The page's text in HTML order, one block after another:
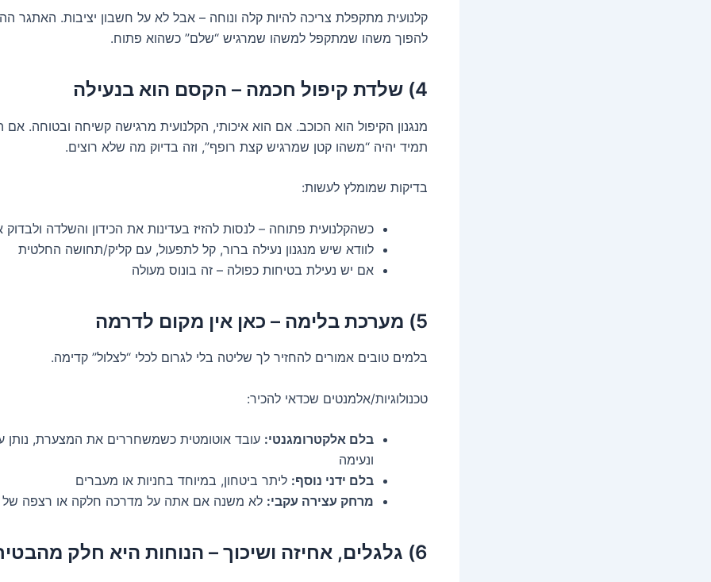
קלנועית מתקפלת צריכה להיות קלה ונוחה – אבל לא על חשבון יציבות. האתגר
להפוך משהו שמתקפל למשהו שמרגיש “שלם” כשהוא פתוח.
4) שלדת קיפול חכמה – הקסם הוא בנעילה
מנגנון הקיפול הוא הכוכב. אם הוא איכותי, הקלנועית מרגישה קשיחה ובטוחה. אם
תמיד יהיה “משהו קטן שמרגיש קצת רופף”, וזה בדיוק מה שלא רוצים.
בדיקות שמומלץ לעשות:
כשהקלנועית פתוחה – לנסות להזיז בעדינות את הכידון והשלדה
לוודא שיש מנגנון נעילה ברור, קל לתפעול, עם קליק/תחושה החלטית
אם יש נעילת בטיחות כפולה – זה בונוס מעולה
5) מערכת בלימה – כאן אין מקום לדרמה
בלמים טובים אמורים להחזיר לך שליטה בלי לגרום לכלי “לצלול” קדימה.
טכנולוגיות/אלמנטים שכדאי להכיר:
בלם אלקטרומגנטי: עובד אוטומטית כשמשחררים את המצערת, נותן
ונעימה
בלם ידני נוסף: ליתר ביטחון, במיוחד בחניות או מעברים
מרחק עצירה עקבי: לא משנה אם אתה על מדרכה חלקה או רצפה של
6) גלגלים, אחיזה ושיכוך – הנוחות היא חלק מהבטיחות